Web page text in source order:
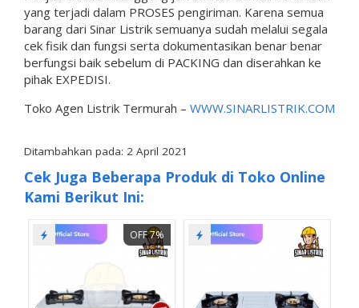
yang terjadi dalam PROSES pengiriman. Karena semua
barang dari Sinar Listrik semuanya sudah melalui segala
cek fisik dan fungsi serta dokumentasikan benar benar
berfungsi baik sebelum di PACKING dan diserahkan ke
pihak EXPEDISI.
Toko Agen Listrik Termurah – WWW.SINARLISTRIK.COM
Ditambahkan pada: 2 April 2021
Cek Juga Beberapa Produk di Toko Online
Kami Berikut Ini:
OFF 7%